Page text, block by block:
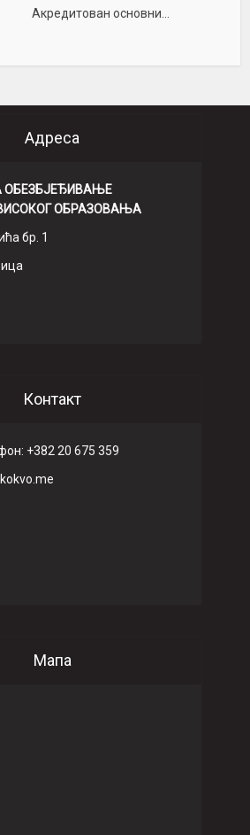
Акредитован основни...
Адреса
ОБЕЗБЈЕЂИВАЊЕ
ОБРАЗОВАЊА
бр. 1
Контакт
+382 20 675 359
Мапа